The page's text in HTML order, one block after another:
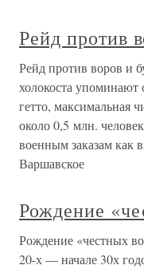
Рейд против
Рейд против воров и
холокоста упоминают
гетто, максимальная
около 0,5 млн.
военным заказам как
Варшавское
Рождение
Рождение «честных
20-х — начале 30х